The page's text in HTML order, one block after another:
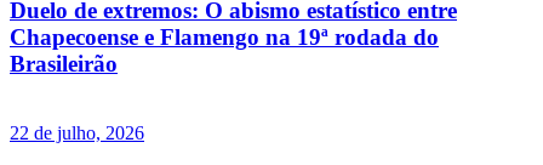
Duelo de extremos: O abismo estatístico entre
Chapecoense e Flamengo na 19ª rodada do
Brasileirão
22 de julho, 2026